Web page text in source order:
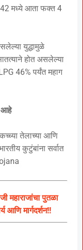
मध्ये आता फक्त 4
युद्धामुळे
होत असलेल्या
46% पर्यंत महाग
आहे
तेलाच्या आणि
कुटुंबांना सर्वात
महाराजांचा पुतळा
आणि मार्गदर्शन!!